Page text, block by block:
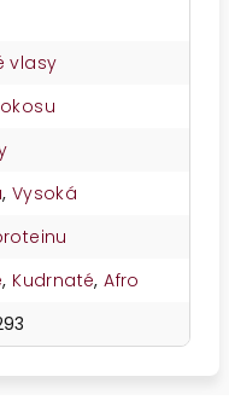
vlasy
, Vysoká
, Kudrnaté,Afro